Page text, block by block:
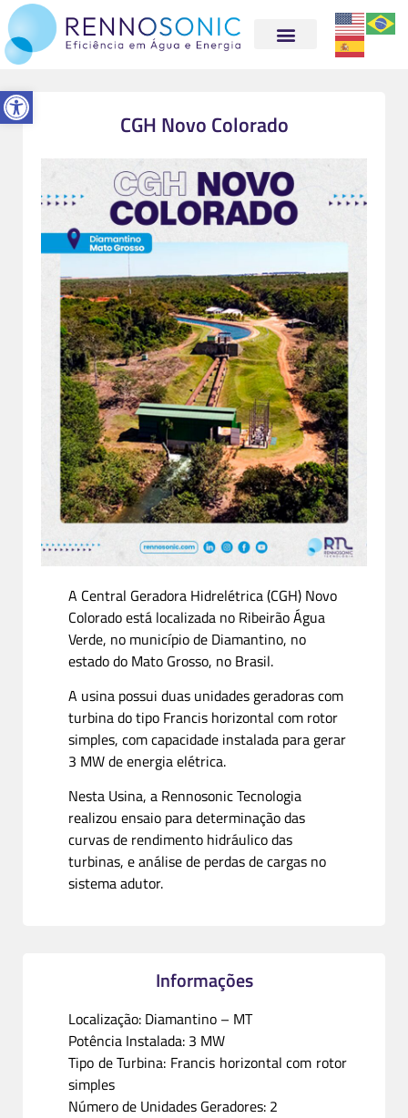
Abrir a barra de ferramentas
CGH Novo Colorado
A Central Geradora Hidrelétrica (CGH) Novo
Colorado está localizada no Ribeirão Água
Verde, no município de Diamantino, no
estado do Mato Grosso, no Brasil.
A usina possui duas unidades geradoras com
turbina do tipo Francis horizontal com rotor
simples, com capacidade instalada para gerar
3 MW de energia elétrica.
Nesta Usina, a Rennosonic Tecnologia
realizou ensaio para determinação das
curvas de rendimento hidráulico das
turbinas, e análise de perdas de cargas no
sistema adutor.
Informações
Localização: Diamantino – MT
Potência Instalada: 3 MW
Tipo de Turbina: Francis horizontal com rotor
simples
Número de Unidades Geradores: 2